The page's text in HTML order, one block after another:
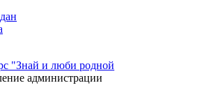
"Знай и люби родной
администрации